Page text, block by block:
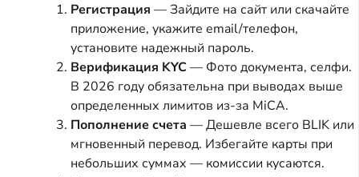
Регистрация — Зайдите на сайт или скачайте
приложение, укажите email/телефон,
установите надежный пароль.
Верификация KYC— Фото документа, селфи.
В 2026 году обязательна при выводах выше
определенных лимитов из-за MiCA.
Пополнение счета — Дешевле всего BLIK или
мгновенный перевод. Избегайте карты при
небольших суммах — комиссии кусаются.